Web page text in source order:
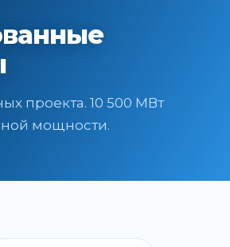
проекта. 10 500 МВт
мощности.